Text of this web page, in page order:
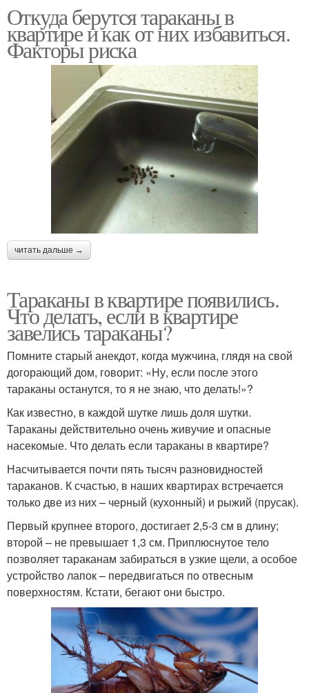
Откуда берутся тараканы в
квартире и как от них избавиться.
Факторы риска
читать дальше →
Тараканы в квартире появились.
Что делать, если в квартире
завелись тараканы?
Помните старый анекдот, когда мужчина, глядя на свой
догорающий дом, говорит: «Ну, если после этого
тараканы останутся, то я не знаю, что делать!»?
Как известно, в каждой шутке лишь доля шутки.
Тараканы действительно очень живучие и опасные
насекомые. Что делать если тараканы в квартире?
Насчитывается почти пять тысяч разновидностей
тараканов. К счастью, в наших квартирах встречается
только две из них – черный (кухонный) и рыжий (прусак).
Первый крупнее второго, достигает 2,5-3 см в длину;
второй – не превышает 1,3 см. Приплюснутое тело
позволяет тараканам забираться в узкие щели, а особое
устройство лапок – передвигаться по отвесным
поверхностям. Кстати, бегают они быстро.